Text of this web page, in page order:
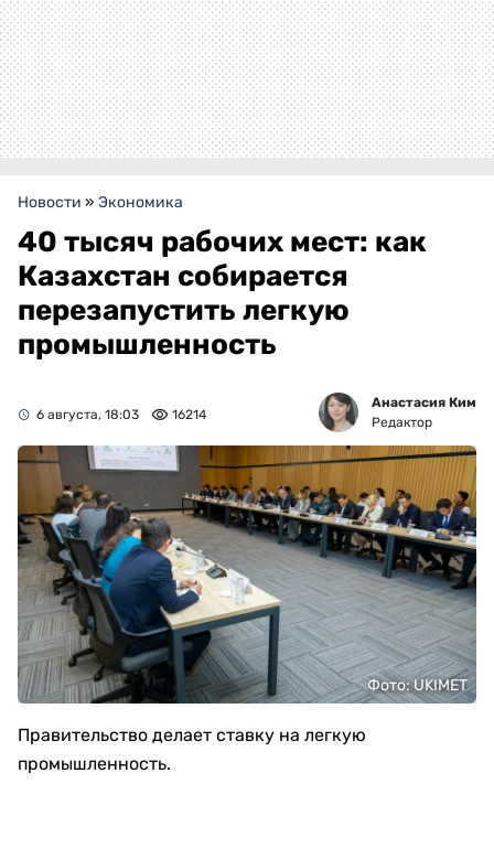
Новости » Экономика
40 тысяч рабочих мест: как
Казахстан собирается
перезапустить легкую
промышленность
6 августа, 18:03 16214
Анастасия Ким
Редактор
Фото: UKIMET
Правительство делает ставку на легкую
промышленность.